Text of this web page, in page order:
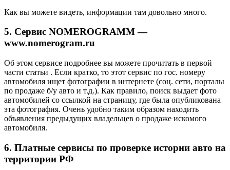
Как вы можете видеть, информации там довольно много.
5. Сервис NOMEROGRAMM —
www.nomerogram.ru
Об этом сервисе подробнее вы можете прочитать в первой
части статьи . Если кратко, то этот сервис по гос. номеру
автомобиля ищет фотографии в интернете (соц. сети, порталы
по продаже б/у авто и т.д.). Как правило, поиск выдает фото
автомобилей со ссылкой на страницу, где была опубликована
эта фотография. Очень удобно таким образом находить
объявления предыдущих владельцев о продаже искомого
автомобиля.
6. Платные сервисы по проверке истории авто на
территории РФ